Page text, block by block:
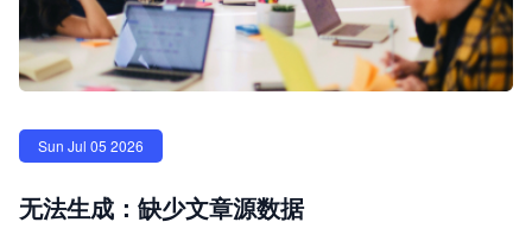
Sun Jul 05 2026
无法生成：缺少文章源数据